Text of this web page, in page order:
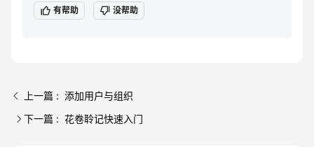
有帮助 没帮助
上一篇 : 添加用户与组织
下一篇 : 花卷聆记快速入门